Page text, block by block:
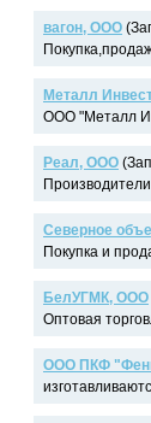
вагон, ООО
Металл
ООО "Металл
Реал, ООО
Северное
Покупка и
БелУГМК, ООО
Оптовая
ООО ПКФ